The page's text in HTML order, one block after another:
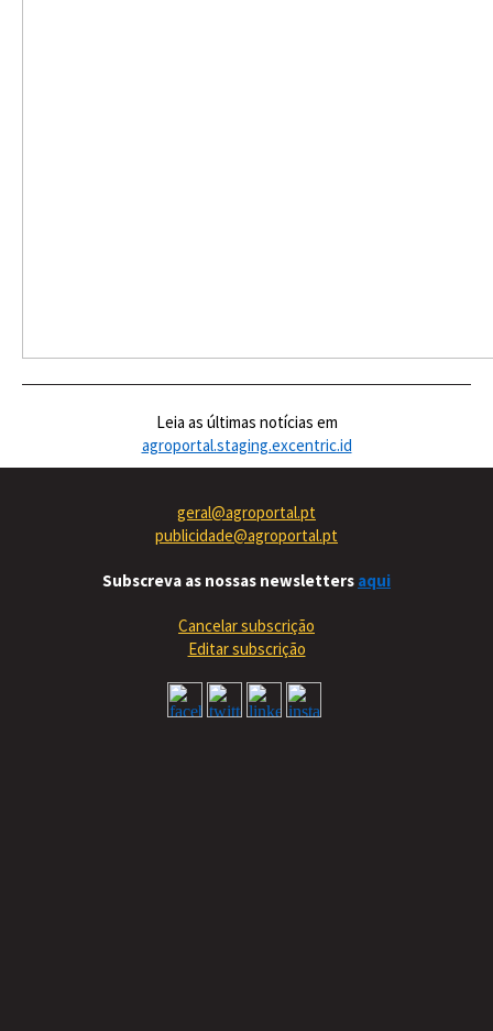
Leia as últimas notícias em
agroportal.staging.excentric.id
geral@agroportal.pt
publicidade@agroportal.pt
Subscreva as nossas newsletters aqui
Cancelar subscrição
Editar subscrição